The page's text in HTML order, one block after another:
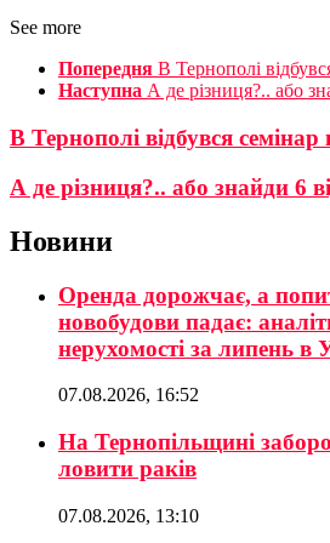
See more
Попередня В Тернополі
Наступна А де різниця?.. або
В Тернополі відбувся
А де різниця?.. або знайди 6
Новини
Оренда дорожчає, а
новобудови падає:
нерухомості за липень в
07.08.2026, 16:52
На Тернопільщині
ловити раків
07.08.2026, 13:10